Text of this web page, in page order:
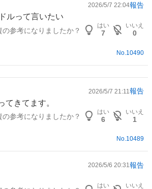
2026/5/7 22:04報告
ルって言いたい
の参考になりましたか？
はい
7
いいえ
0
No. 10490
2026/5/7 21:11 報告
てきてます。
の参考になりましたか？
はい
6
いいえ
1
No.10489
2026/5/6 20:31報告
はい いいえ